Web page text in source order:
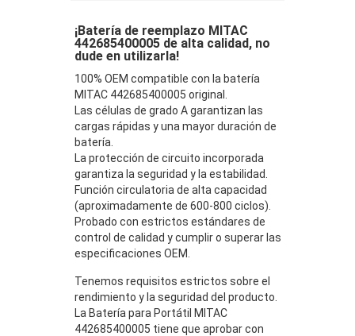
¡Batería de reemplazo MITAC
442685400005 de alta calidad, no
dude en utilizarla!
100% OEM compatible con la batería
MITAC 442685400005 original.
Las células de grado A garantizan las
cargas rápidas y una mayor duración de
batería.
La protección de circuito incorporada
garantiza la seguridad y la estabilidad.
Función circulatoria de alta capacidad
(aproximadamente de 600-800 ciclos).
Probado con estrictos estándares de
control de calidad y cumplir o superar las
especificaciones OEM.
Tenemos requisitos estrictos sobre el
rendimiento y la seguridad del producto.
La Batería para Portátil MITAC
442685400005 tiene que aprobar con